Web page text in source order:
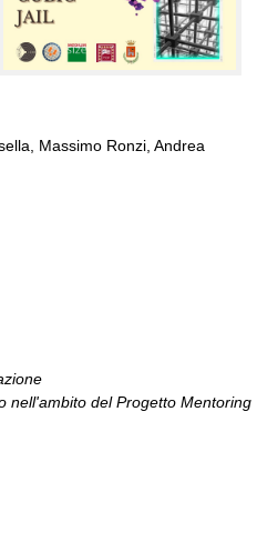
Massimo Ronzi, Andrea
nell'ambito del Progetto Mentoring